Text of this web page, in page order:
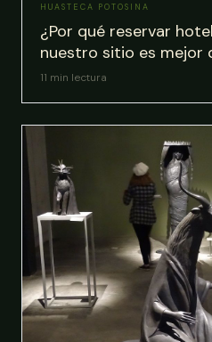
HUASTECA POTOSINA
¿Por qué reservar
nuestro sitio es mejor
11 min lectura